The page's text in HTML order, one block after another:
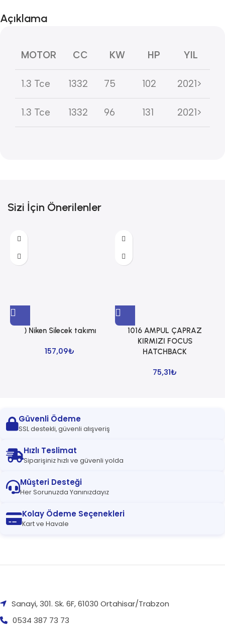
Açıklama
MOTOR CC KW HP YIL
1.3 Tce 1332 75 102 2021>
1.3 Tce 1332 96 131 2021>
Sizi İçin Önerilenler
) Niken Silecek takımı
157,09₺
1016 AMPUL ÇAPRAZ
KIRMIZI FOCUS
HATCHBACK
75,31₺
Güvenli Ödeme
SSL destekli, güvenli alışveriş
Hızlı Teslimat
Siparişiniz hızlı ve güvenli yolda
Müşteri Desteği
Her Sorunuzda Yanınızdayız
Kolay Ödeme Seçenekleri
Kart ve Havale
Sanayi, 301. Sk. 6F, 61030 Ortahisar/Trabzon
0534 387 73 73